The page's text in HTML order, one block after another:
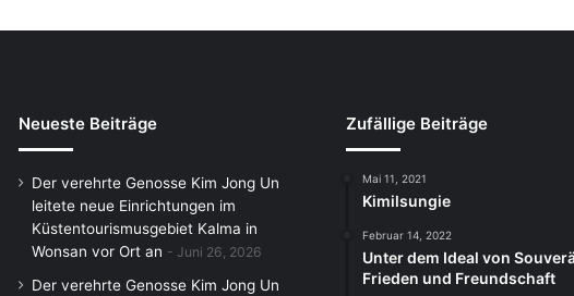
Neueste Beiträge
Der verehrte Genosse Kim Jong Un
leitete neue Einrichtungen im
Küstentourismusgebiet Kalma in
Wonsan vor Ort an
Juni 26, 2026
Der verehrte Genosse Kim Jong Un
Zufällige Beiträge
Mai 11, 2021
Kimilsungie
Februar 14, 2022
Unter dem Ideal von
Frieden und Freundschaft